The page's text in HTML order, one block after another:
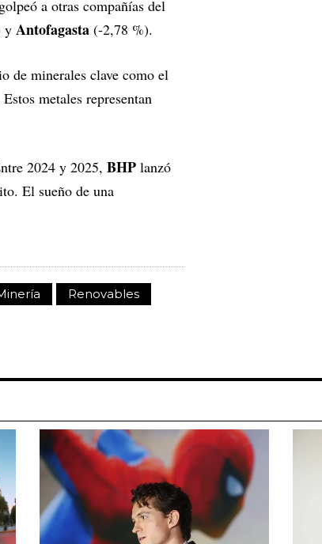
a otras compañías del
y Antofagasta (-2,78 %).
de minerales clave como el
metales representan
2024 y 2025, BHP lanzó
El sueño de una
Renovables